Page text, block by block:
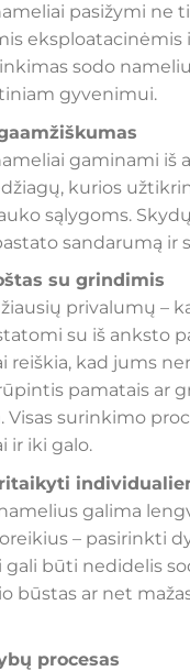
pasižymi ne
eksploatacinėmis
sodo
gyvenimui.
gaminami iš
kurios
sąlygoms.
sandarumą ir
su grindimis
privalumų –
su iš anksto
reiškia, kad jums
pamatais ar
Visas surinkimo
ir iki galo.
galima
– pasirinkti
gali būti nedidelis
būstas ar net
procesas